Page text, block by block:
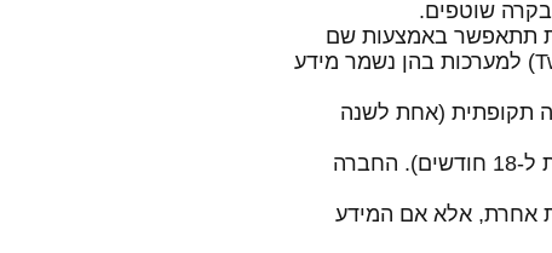
תתאפשר באמצעות שם
משתמש וסיסמה אישיים וייחודיים, ובאמצעות אימות רב-שלבי (Two Factor Authentication) למערכות בהן נשמר מידע
תקופתית (אחת לשנה
5.5. אבטחת מערכות: החברה תבצע סקרי סיכונים ומבדקי חדירות תקופתיים (לפחות אחת ל-18 חודשים). החברה
אחרת, אלא אם המידע